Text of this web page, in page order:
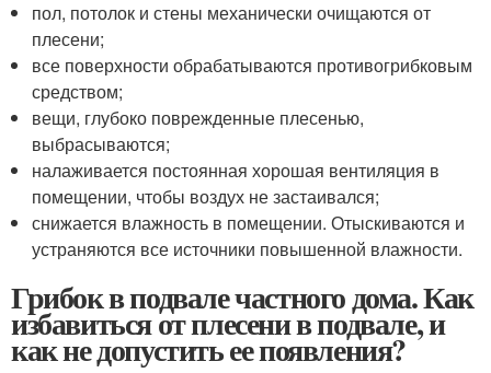
пол, потолок и стены механически очищаются от
плесени;
все поверхности обрабатываются противогрибковым
средством;
вещи, глубоко поврежденные плесенью,
выбрасываются;
налаживается постоянная хорошая вентиляция в
помещении, чтобы воздух не застаивался;
снижается влажность в помещении. Отыскиваются и
устраняются все источники повышенной влажности.
Грибок в подвале частного дома. Как
избавиться от плесени в подвале, и
как не допустить ее появления?